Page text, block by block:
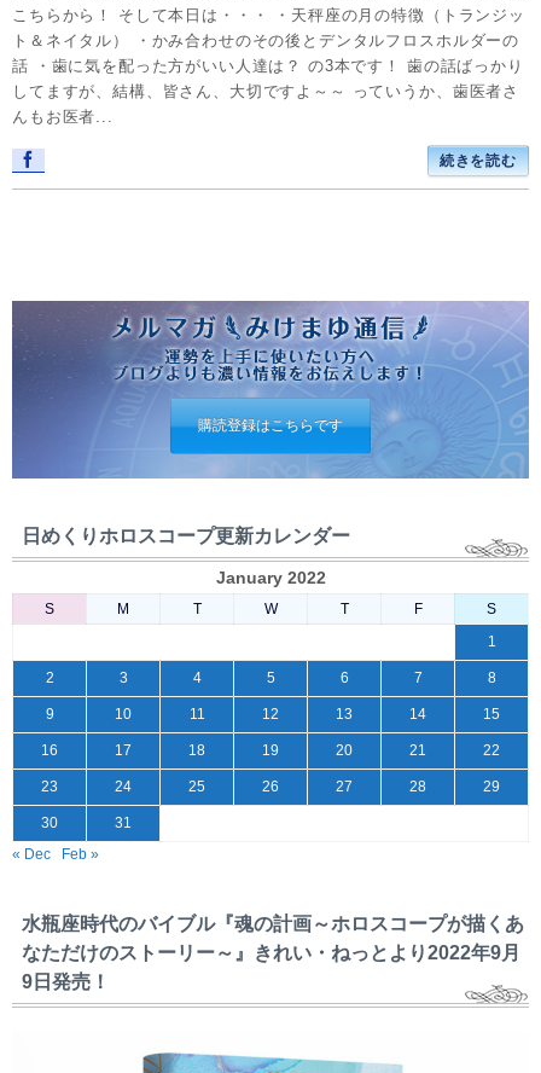
こちらから！ そして本日は・・・ ・天秤座の月の特徴（トランジッ
ト＆ネイタル） ・かみ合わせのその後とデンタルフロスホルダーの
話 ・歯に気を配った方がいい人達は？ の3本です！ 歯の話ばっかり
してますが、結構、皆さん、大切ですよ～～ っていうか、歯医者さ
んもお医者...
続きを読む
購読登録はこちらです
日めくりホロスコープ更新カレンダー
January 2022
S M T W T F
S
1
2 3 4 5 6 7 8
9 10 11 12 13 14 15
16 17 18 19 20 21 22
23 24 25 26 27 28 29
30
31
« Dec
Feb »
水瓶座時代のバイブル『魂の計画～ホロスコープが描くあ
なただけのストーリー～』きれい・ねっとより2022年9月
9日発売！